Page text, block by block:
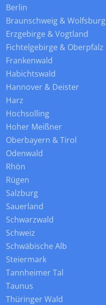
Berlin
Braunschweig & Wolfsburg
Erzgebirge & Vogtland
Fichtelgebirge & Oberpfalz
Frankenwald
Habichtswald
Hannover & Deister
Harz
Hochsolling
Hoher Meißner
Oberbayern & Tirol
Odenwald
Rhön
Rügen
Salzburg
Sauerland
Schwarzwald
Schweiz
Schwäbische Alb
Steiermark
Tannheimer Tal
Taunus
Thüringer Wald